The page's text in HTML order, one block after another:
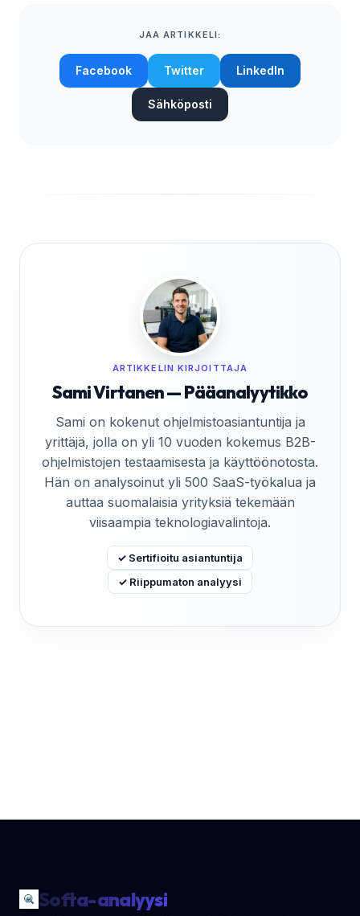
JAA ARTIKKELI:
Facebook Twitter LinkedIn
Sähköposti
ARTIKKELIN KIRJOITTAJA
Sami Virtanen — Pääanalyytikko
Sami on kokenut ohjelmistoasiantuntija ja
yrittäjä, jolla on yli 10 vuoden kokemus B2B-
ohjelmistojen testaamisesta ja käyttöönotosta.
Hän on analysoinut yli 500 SaaS-työkalua ja
auttaa suomalaisia yrityksiä tekemään
viisaampia teknologiavalintoja.
✓ Sertifioitu asiantuntija
✓ Riippumaton analyysi
Softa-analyysi